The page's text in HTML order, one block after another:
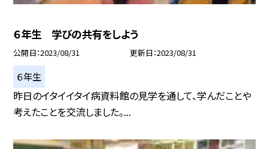
６年生 学びの共有をしよう
公開日 2023/08/31 更新日 2023/08/31
６年生
昨日のイタイイタイ病資料館の見学を通して、学んだことや
考えたことを交流しました。...